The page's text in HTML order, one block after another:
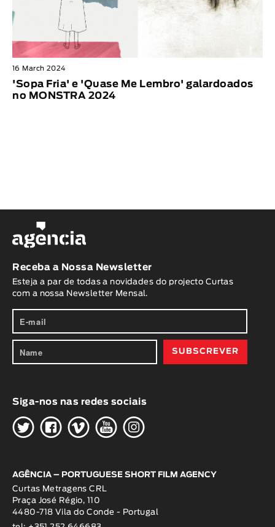
16 March 2024
'Sopa Fria' e 'Quase Me Lembro' galardoados
no MONSTRA 2024
Receba a Nossa Newsletter
Esteja a par de todas a novidades do projecto Curtas
com a nossa Newsletter Mensal.
Siga-nos nas redes sociais
HGWOK
AGÊNCIA – PORTUGUESE SHORT FILM AGENCY
Curtas Metragens CRL
Praça José Régio, 110
4480-718 Vila do Conde - Portugal